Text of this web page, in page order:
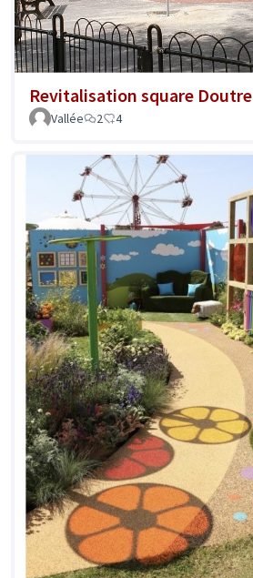
Revitalisation square Doutre
Vallée
2 4